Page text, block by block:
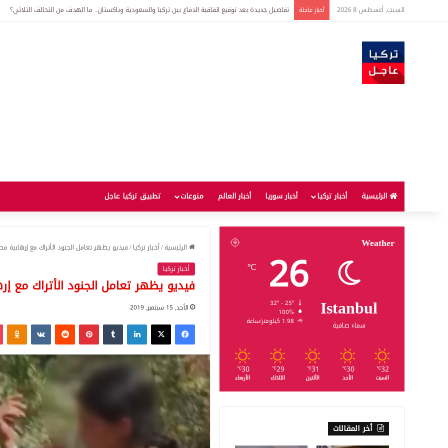
السبت, أغسطس 8 2026 أخبار عاجلة خبير اقتصادي يتوقع وصول غرام الذهب إلى 12 ألف ليرة.. متى يحدث ذلك؟
الرئيسية أخبار تركيا أخبار سوريا أخبار العالم منوعات تطبيق تركيا عاجل
الرئيسية/أخبار تركيا/فيديو يظهر تعامل الجنود الأتراك مع إرهابية
أخبار تركيا
فيديو يظهر تعامل الجنود الأتراك مع
الأحد, 15 سبتمبر, 2019
فيسبوك‫X لينكدإن بينتيريست
Weather
Istanbul
سماء صافية
26
℃
100%
1.98 كيلومتر/ساعة
32
℃
السبت
30
℃
الأحد
31
℃
الأثنين
29
℃
الثلاثاء
30
℃
الأربعاء
أخر المقالات